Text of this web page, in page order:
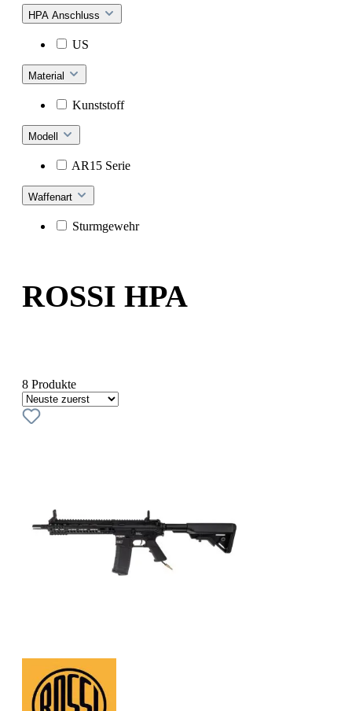
HPA Anschluss
US
Material
Kunststoff
Modell
AR15 Serie
Waffenart
Sturmgewehr
ROSSI HPA
8 Produkte